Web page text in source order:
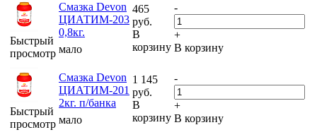
Быстрый
просмотр
Смазка Devon
ЦИАТИМ-203
0,8кг.
мало
465
руб.
В
корзину
-
+
В корзину
Быстрый
просмотр
Смазка Devon
ЦИАТИМ-201
2кг. п/банка
мало
1 145
руб.
В
корзину
-
+
В корзину